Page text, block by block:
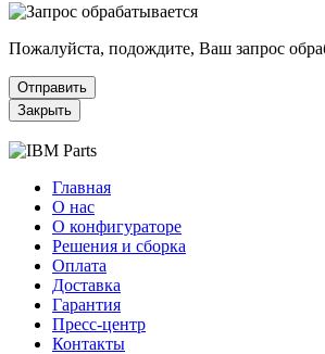
Пожалуйста, подождите, Ваш запрос
Отправить
Закрыть
Главная
О нас
О конфигураторе
Решения и сборка
Оплата
Доставка
Гарантия
Пресс-центр
Контакты